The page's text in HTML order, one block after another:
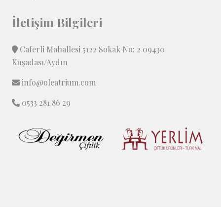
İletişim Bilgileri
Caferli Mahallesi 5122 Sokak No: 2 09430
Kuşadası/Aydın
info@oleatrium.com
0533 281 86 29